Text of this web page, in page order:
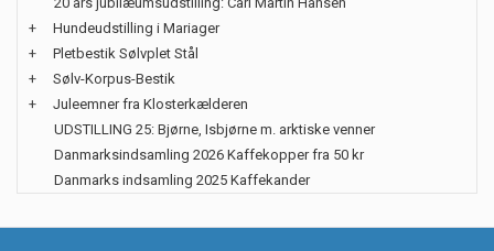
+
Hundeudstilling i Mariager
+
Pletbestik Sølvplet Stål
+
Sølv-Korpus-Bestik
+
Juleemner fra Klosterkælderen
UDSTILLING 25: Bjørne, Isbjørne m. arktiske venner
Danmarksindsamling 2026 Kaffekopper fra 50 kr
Danmarks indsamling 2025 Kaffekander